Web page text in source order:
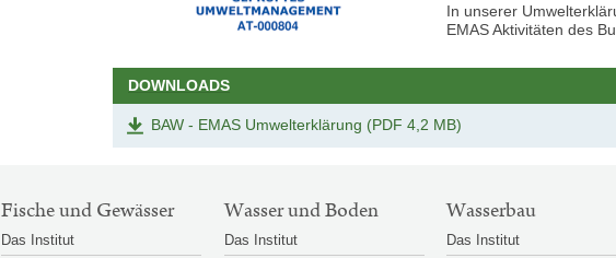
In unserer
EMAS Aktivitäten des
DOWNLOADS
BAW - EMAS Umwelterklärung (PDF 4,2 MB)
Fische und Gewässer
Das Institut
Wasser und Boden
Das Institut
Wasserbau
Das Institut